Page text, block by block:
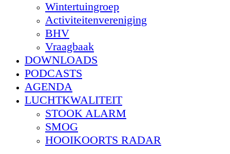
Wintertuingroep
Activiteitenvereniging
BHV
Vraagbaak
DOWNLOADS
PODCASTS
AGENDA
LUCHTKWALITEIT
STOOK ALARM
SMOG
HOOIKOORTS RADAR